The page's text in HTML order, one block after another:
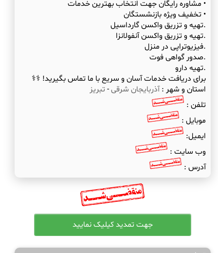
برای دریافت خدمات آسان و سریع با ما تماس بگیرید! ‍⚕️‍⚕️
استان و شهر :آذربایجان شرقی- تبریز
تلفن :
موبایل :
ایمیل:
وب سایت :
آدرس :